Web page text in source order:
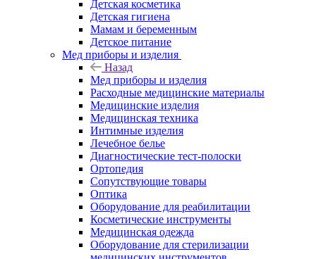
Детская косметика
Детская гигиена
Мамам и беременным
Детское питание
Мед приборы и изделия
Назад
Мед приборы и изделия
Расходные медицинские материалы
Медицинские изделия
Медицинская техника
Интимные изделия
Лечебное белье
Диагностические тест-полоски
Ортопедия
Сопутствующие товары
Оптика
Оборудование для реабилитации
Косметические инструменты
Медицинская одежда
Оборудование для стерилизации